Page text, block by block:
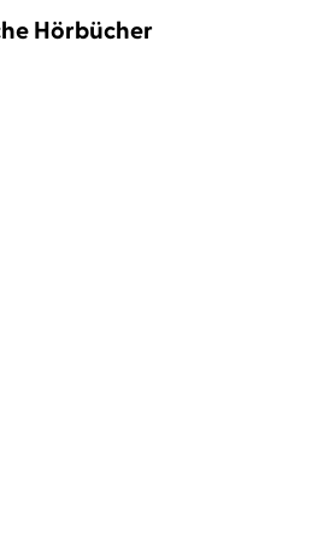
Hörbücher